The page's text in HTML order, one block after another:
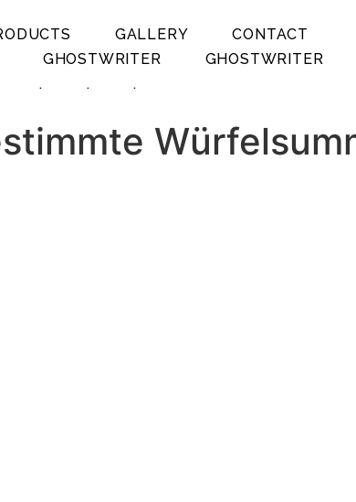
GALLERY
CONTACT
GHOSTWRITER
GHOSTWRITER
. . .